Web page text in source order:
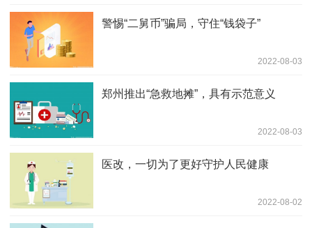
警惕“二舅币”骗局，守住“钱袋子”
2022-08-03
郑州推出“急救地摊”，具有示范意义
2022-08-03
医改，一切为了更好守护人民健康
2022-08-02